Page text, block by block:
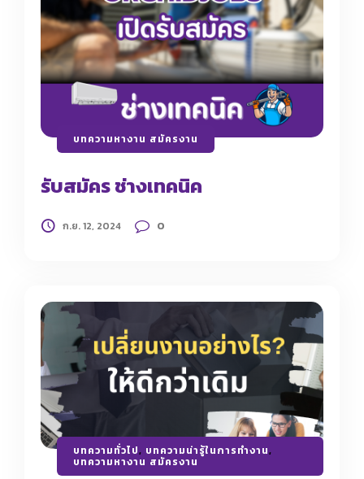
บทความหางาน สมัครงาน
รับสมัคร ช่างเทคนิค
ก.ย. 12, 2024 0
บทความทั่วไป, บทความน่ารู้ในการทำงาน,
บทความหางาน สมัครงาน